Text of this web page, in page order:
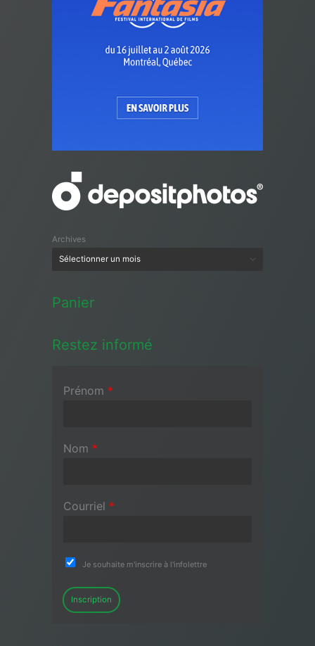
Archives
Panier
Restez informé
Prénom *
Nom *
Courriel *
Je souhaite m'inscrire à l'infolettre
Inscription